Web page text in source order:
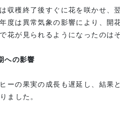
収穫終了後すぐに花を咲かせ、
度は異常気象の影響により、開
花が見られるようになったのは
への影響
ーの果実の成長も遅延し、結果
ました。